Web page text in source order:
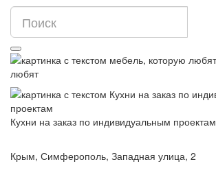
любят
Кухни на заказ по индивидуальным проектам
Крым, Симферополь, Западная улица, 2